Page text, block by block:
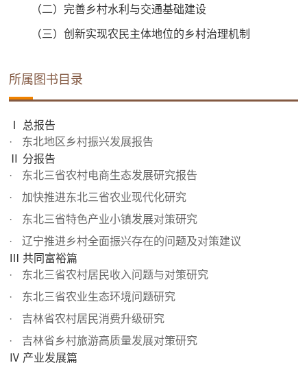
（二）完善乡村水利与交通基础建设
（三）创新实现农民主体地位的乡村治理机制
所属图书目录
Ⅰ 总报告
东北地区乡村振兴发展报告
Ⅱ 分报告
东北三省农村电商生态发展研究报告
加快推进东北三省农业现代化研究
东北三省特色产业小镇发展对策研究
辽宁推进乡村全面振兴存在的问题及对策建议
Ⅲ 共同富裕篇
东北三省农村居民收入问题与对策研究
东北三省农业生态环境问题研究
吉林省农村居民消费升级研究
吉林省乡村旅游高质量发展对策研究
Ⅳ 产业发展篇